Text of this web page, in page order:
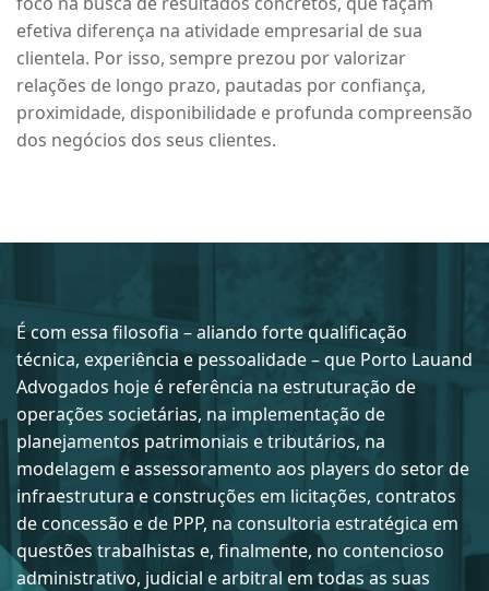
efetiva diferença na atividade empresarial de sua
clientela. Por isso, sempre prezou por valorizar
relações de longo prazo, pautadas por confiança,
proximidade, disponibilidade e profunda compreensão
dos negócios dos seus clientes.
É com essa filosofia – aliando forte qualificação
técnica, experiência e pessoalidade – que Porto Lauand
Advogados hoje é referência na estruturação de
operações societárias, na implementação de
planejamentos patrimoniais e tributários, na
modelagem e assessoramento aos players do setor de
infraestrutura e construções em licitações, contratos
de concessão e de PPP, na consultoria estratégica em
questões trabalhistas e, finalmente, no contencioso
administrativo, judicial e arbitral em todas as suas